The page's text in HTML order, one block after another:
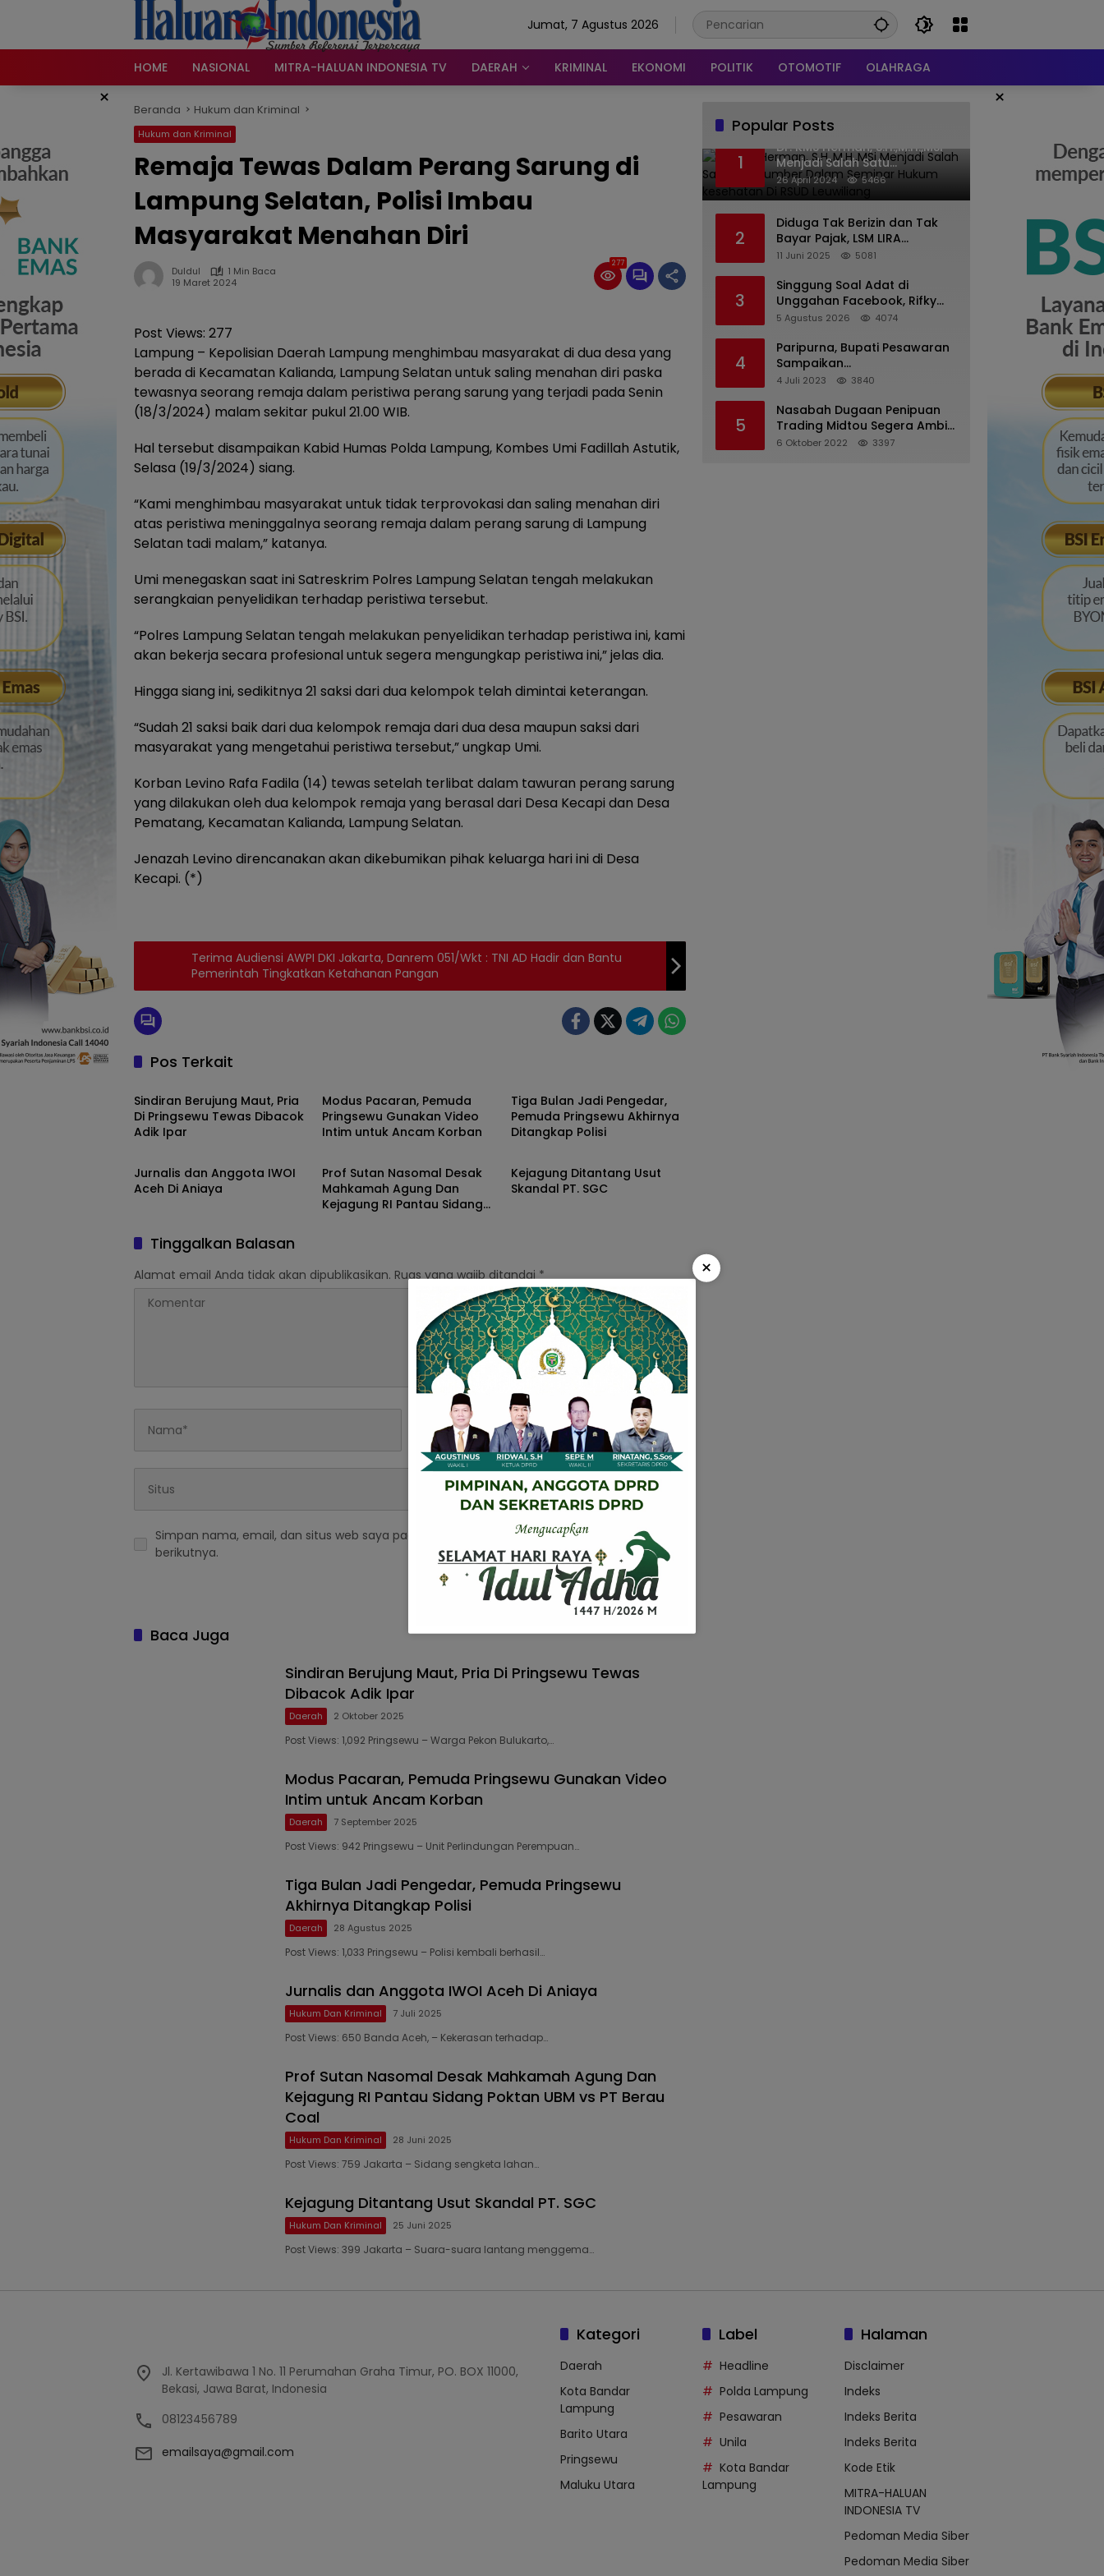
Jumat, 7 Agustus 2026
HOME NASIONAL MITRA-HALUAN INDONESIA TV DAERAH KRIMINAL EKONOMI POLITIK OTOMOTIF OLAHRAGA
× ×
Beranda Hukum dan Kriminal
Hukum dan Kriminal
Remaja Tewas Dalam Perang Sarung di
Lampung Selatan, Polisi Imbau
Masyarakat Menahan Diri
Duldul
1 Min Baca
19 Maret 2024
277
Post Views: 277
Lampung – Kepolisian Daerah Lampung menghimbau masyarakat di dua desa yang
berada di Kecamatan Kalianda, Lampung Selatan untuk saling menahan diri paska
tewasnya seorang remaja dalam peristiwa perang sarung yang terjadi pada Senin
(18/3/2024) malam sekitar pukul 21.00 WIB.
Hal tersebut disampaikan Kabid Humas Polda Lampung, Kombes Umi Fadillah Astutik,
Selasa (19/3/2024) siang.
“Kami menghimbau masyarakat untuk tidak terprovokasi dan saling menahan diri
atas peristiwa meninggalnya seorang remaja dalam perang sarung di Lampung
Selatan tadi malam,” katanya.
Umi menegaskan saat ini Satreskrim Polres Lampung Selatan tengah melakukan
serangkaian penyelidikan terhadap peristiwa tersebut.
“Polres Lampung Selatan tengah melakukan penyelidikan terhadap peristiwa ini, kami
akan bekerja secara profesional untuk segera mengungkap peristiwa ini,” jelas dia.
Hingga siang ini, sedikitnya 21 saksi dari dua kelompok telah dimintai keterangan.
“Sudah 21 saksi baik dari dua kelompok remaja dari dua desa maupun saksi dari
masyarakat yang mengetahui peristiwa tersebut,” ungkap Umi.
Korban Levino Rafa Fadila (14) tewas setelah terlibat dalam tawuran perang sarung
yang dilakukan oleh dua kelompok remaja yang berasal dari Desa Kecapi dan Desa
Pematang, Kecamatan Kalianda, Lampung Selatan.
Jenazah Levino direncanakan akan dikebumikan pihak keluarga hari ini di Desa
Kecapi. (*)
Terima Audiensi AWPI DKI Jakarta, Danrem 051/Wkt : TNI AD Hadir dan Bantu
Pemerintah Tingkatkan Ketahanan Pangan
Pos Terkait
Daerah
Sindiran Berujung Maut, Pria
Di Pringsewu Tewas Dibacok
Adik Ipar
Modus Pacaran, Pemuda
Pringsewu Gunakan Video
Intim untuk Ancam Korban
Tiga Bulan Jadi Pengedar,
Pemuda Pringsewu Akhirnya
Ditangkap Polisi
Hukum dan Kriminal
Jurnalis dan Anggota IWOI
Aceh Di Aniaya
Hukum dan Kriminal
Prof Sutan Nasomal Desak
Mahkamah Agung Dan
Kejagung RI Pantau Sidang
Hukum dan Kriminal
Kejagung Ditantang Usut
Skandal PT. SGC
Tinggalkan Balasan
Alamat email Anda tidak akan dipublikasikan. Ruas yang wajib ditandai*
Simpan nama, email, dan situs web saya pada peramban ini untuk komentar saya
berikutnya.
Baca Juga
Sindiran Berujung Maut, Pria Di Pringsewu Tewas
Dibacok Adik Ipar
Daerah 2 Oktober 2025
Post Views: 1,092 Pringsewu – Warga Pekon Bulukarto,…
Modus Pacaran, Pemuda Pringsewu Gunakan Video
Intim untuk Ancam Korban
Daerah 7 September 2025
Post Views: 942 Pringsewu – Unit Perlindungan Perempuan…
Tiga Bulan Jadi Pengedar, Pemuda Pringsewu
Akhirnya Ditangkap Polisi
Daerah 28 Agustus 2025
Post Views: 1,033 Pringsewu – Polisi kembali berhasil…
Jurnalis dan Anggota IWOI Aceh Di Aniaya
Hukum Dan Kriminal 7 Juli 2025
Post Views: 650 Banda Aceh, – Kekerasan terhadap…
Prof Sutan Nasomal Desak Mahkamah Agung Dan
Kejagung RI Pantau Sidang Poktan UBM vs PT Berau
Coal
Hukum Dan Kriminal 28 Juni 2025
Post Views: 759 Jakarta – Sidang sengketa lahan…
Kejagung Ditantang Usut Skandal PT. SGC
Hukum Dan Kriminal 25 Juni 2025
Post Views: 399 Jakarta – Suara-suara lantang menggema…
Popular Posts
1
Dr. KMS Herman, S.H.,M.H.,MSi
Menjadi Salah Satu
Narasumber Dalam Seminar
Hukum kesehatan Di RSUD
26 April 2024 5466
2
Diduga Tak Berizin dan Tak
Bayar Pajak, LSM LIRA
Laporkan Santerra de
Batu
11 Juni 2025 5081
3
Singgung Soal Adat di
Unggahan Facebook, Rifky
Desriana Minta Maaf ke PDA
5 Agustus 2026 4074
4
Paripurna, Bupati Pesawaran
Sampaikan
Pertanggungjawaban
4 Juli 2023 3840
5
Nasabah Dugaan Penipuan
Trading Midtou Segera Ambil
Langkah Hukum
6 Oktober 2022 3397
Jl. Kertawibawa 1 No. 11 Perumahan Graha Timur, PO. BOX 11000,
Bekasi, Jawa Barat, Indonesia
08123456789
emailsaya@gmail.com
Kategori
Daerah
Kota Bandar
Lampung
Barito Utara
Pringsewu
Maluku Utara
Label
Headline
Polda Lampung
Pesawaran
Unila
Kota Bandar
Lampung
Halaman
Disclaimer
Indeks
Indeks Berita
Indeks Berita
Kode Etik
MITRA-HALUAN
INDONESIA TV
Pedoman Media Siber
Pedoman Media Siber
×